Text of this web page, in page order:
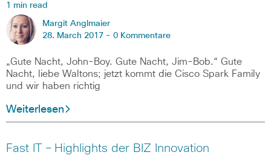
1 min read
Margit Anglmaier
28. March 2017 - 0 Kommentare
„Gute Nacht, John-Boy. Gute Nacht, Jim-Bob.“ Gute
Nacht, liebe Waltons; jetzt kommt die Cisco Spark Family
und wir haben richtig
Weiterlesen
Fast IT – Highlights der BIZ Innovation